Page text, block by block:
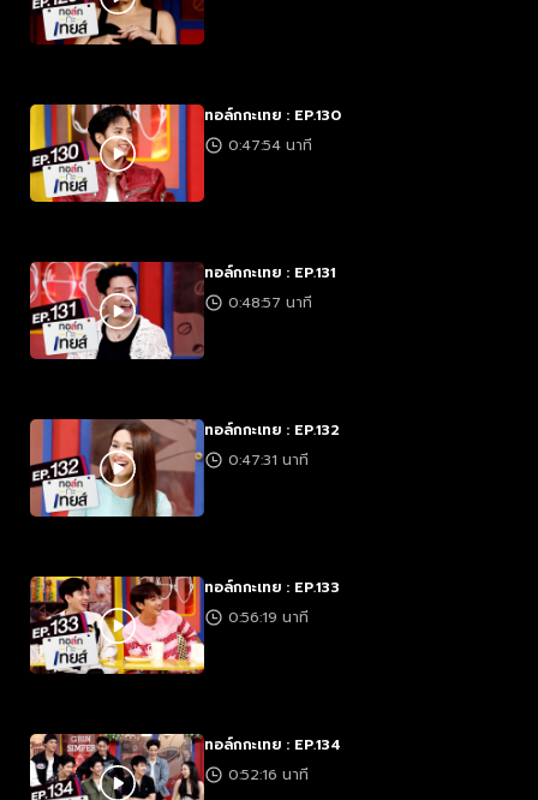
ทอล์กกะเทย : EP.130
0:47:54 นาที
ทอล์กกะเทย : EP.131
0:48:57 นาที
ทอล์กกะเทย : EP.132
0:47:31 นาที
ทอล์กกะเทย : EP.133
0:56:19 นาที
ทอล์กกะเทย : EP.134
0:52:16 นาที